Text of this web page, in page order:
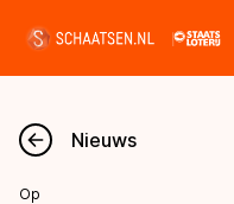
Nieuws
Nieuws
Op